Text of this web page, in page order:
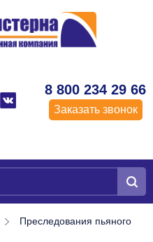
8 800 234 29 66
Заказать звонок
Преследования пьяного